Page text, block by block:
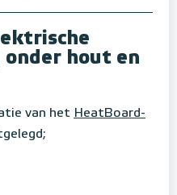
hout en
van het HeatBoard-